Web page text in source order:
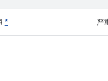
* 严